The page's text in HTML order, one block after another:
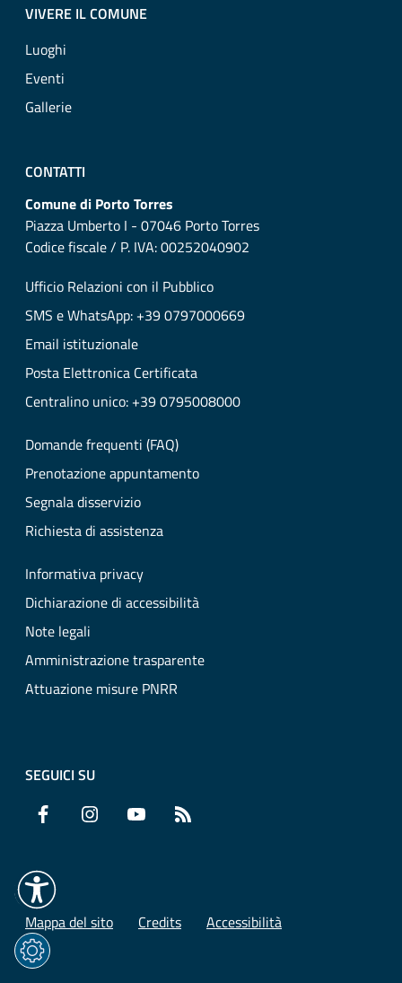
VIVERE IL COMUNE
Luoghi
Eventi
Gallerie
CONTATTI
Comune di Porto Torres
Piazza Umberto I - 07046 Porto Torres
Codice fiscale / P. IVA: 00252040902
Ufficio Relazioni con il Pubblico
SMS e WhatsApp: +39 0797000669
Email istituzionale
Posta Elettronica Certificata
Centralino unico: +39 0795008000
Domande frequenti (FAQ)
Prenotazione appuntamento
Segnala disservizio
Richiesta di assistenza
Informativa privacy
Dichiarazione di accessibilità
Note legali
Amministrazione trasparente
Attuazione misure PNRR
SEGUICI SU
Facebook Instagram YouTube
Mappa del sito Credits Accessibilità